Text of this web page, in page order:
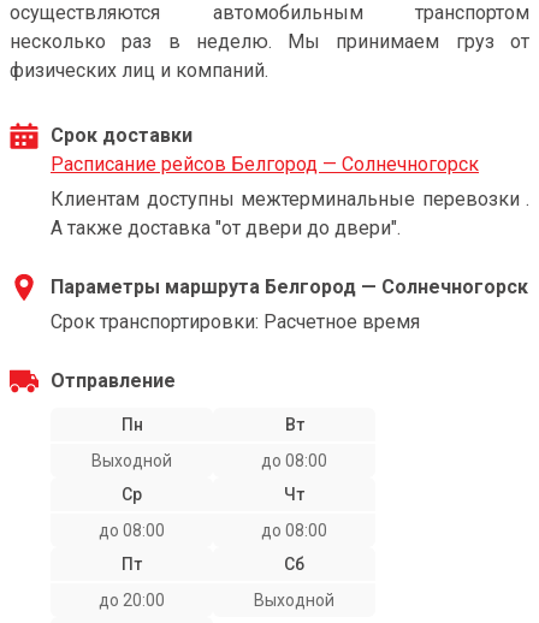
осуществляются автомобильным транспортом
несколько раз в неделю. Мы принимаем груз от
физических лиц и компаний.
Срок доставки
Расписание рейсов Белгород — Солнечногорск
Клиентам доступны межтерминальные перевозки .
А также доставка "от двери до двери".
Параметры маршрута Белгород — Солнечногорск
Срок транспортировки: Расчетное время
Отправление
Пн
Выходной
Вт
до 08:00
Ср
до 08:00
Чт
до 08:00
Пт
до 20:00
Сб
Выходной